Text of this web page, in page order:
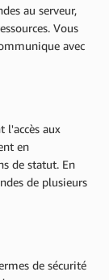
au serveur,
Vous
avec
l'accès aux
en
de statut. En
de plusieurs
de sécurité